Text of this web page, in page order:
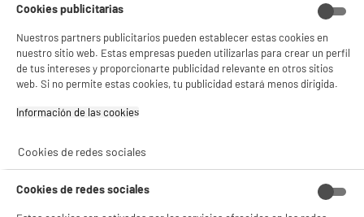
Las mejores ofertas para comprar grills
para cocinar a la plancha, a precios
increíbles
comer sano con todo el sabor ahumado. Descubre nuestra amplia gama de grills
Aprovecha nuestras promociones y descuentos exclusivos para llevar tu
Te ofrecemos una gran variedad en prestaciones y características entre nuestras
Cookies publicitarias
Nuestros partners publicitarios pueden establecer estas cookies en
nuestro sitio web. Estas empresas pueden utilizarlas para crear un perfil
de tus intereses y proporcionarte publicidad relevante en otros sitios
web. Si no permite estas cookies, tu publicidad estará menos dirigida.
Información de las cookies‎
Cookies de redes sociales
Cookies de redes sociales